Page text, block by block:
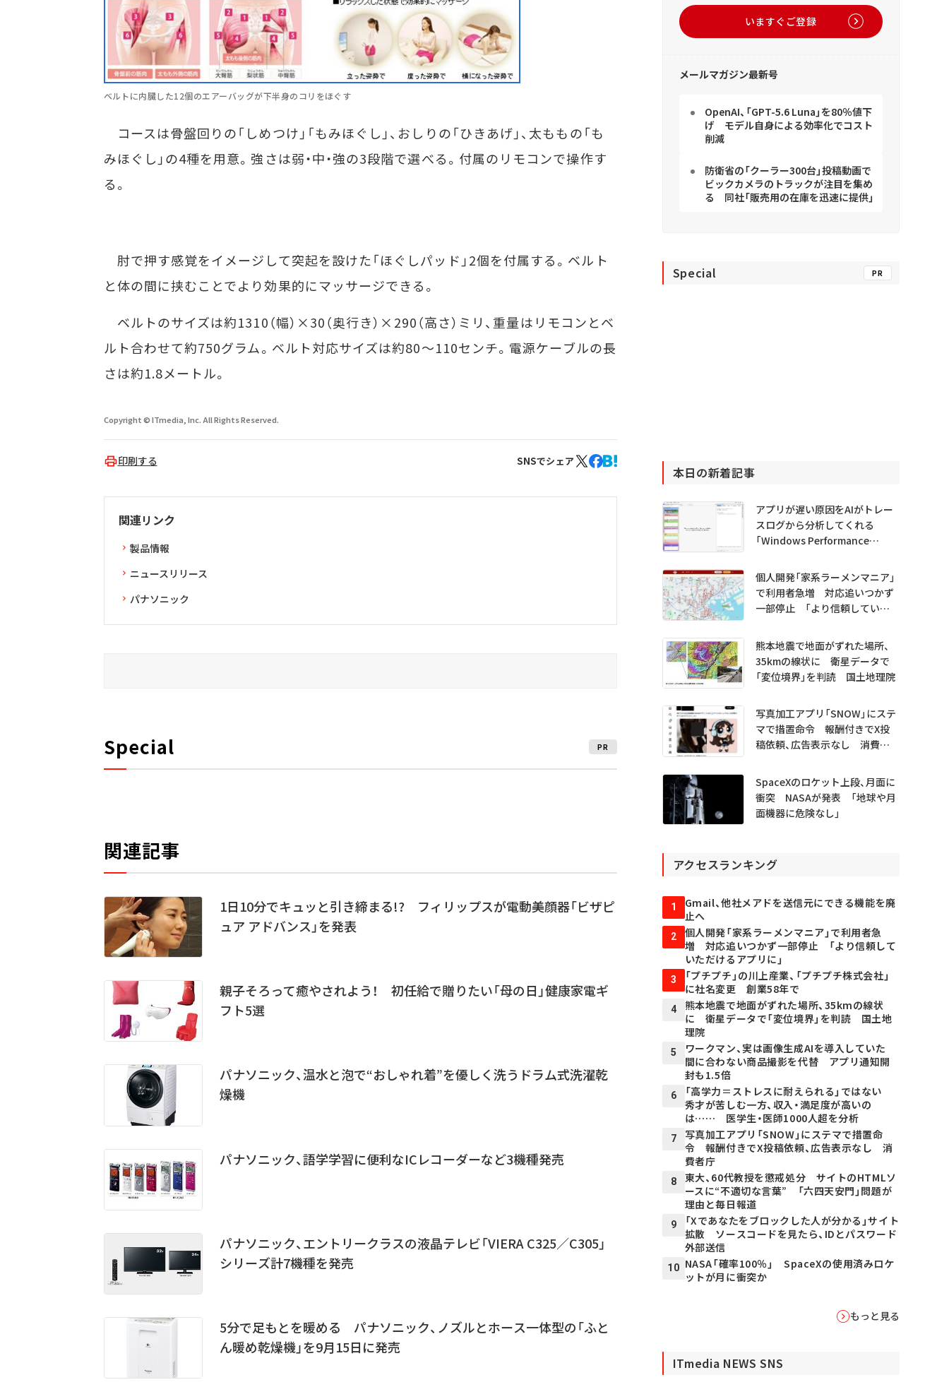
ベルトに内臓した12個のエアーバッグが下半身のコリをほぐす
コースは骨盤回りの「しめつけ」「もみほぐし」、おしりの「ひきあげ」、太ももの「も
みほぐし」の4種を用意。強さは弱・中・強の3段階で選べる。付属のリモコンで操作す
る。
肘で押す感覚をイメージして突起を設けた「ほぐしパッド」2個を付属する。ベルト
と体の間に挟むことでより効果的にマッサージできる。
ベルトのサイズは約1310（幅）×30（奥行き）×290（高さ）ミリ、重量はリモコンとベ
ルト合わせて約750グラム。ベルト対応サイズは約80～110センチ。電源ケーブルの長
さは約1.8メートル。
Copyright © ITmedia, Inc. All Rights Reserved.
印刷する SNSでシェア
関連リンク
製品情報
ニュースリリース
パナソニック
Special PR
関連記事
1日10分でキュッと引き締まる!? フィリップスが電動美顔器「ビザピ
ュア アドバンス」を発表
親子そろって癒やされよう！ 初任給で贈りたい「母の日」健康家電ギ
フト5選
パナソニック、温水と泡で“おしゃれ着”を優しく洗うドラム式洗濯乾
燥機
パナソニック、語学学習に便利なICレコーダーなど3機種発売
パナソニック、エントリークラスの液晶テレビ「VIERA C325／C305」
シリーズ計7機種を発売
5分で足もとを暖める パナソニック、ノズルとホース一体型の「ふと
ん暖め乾燥機」を9月15日に発売
いますぐご登録
メールマガジン最新号
OpenAI、「GPT-5.6 Luna」を80％値下
げ モデル自身による効率化でコスト
削減
防衛省の「クーラー300台」投稿動画で
ビックカメラのトラックが注目を集め
る 同社「販売用の在庫を迅速に提供」
Special PR
本日の新着記事
アプリが遅い原因をAIがトレー
スログから分析してくれる
「Windows Performance
プレビュー公開
個人開発「家系ラーメンマニア」
で利用者急増 対応追いつかず
一部停止 「より信頼していた
熊本地震で地面がずれた場所、
35kmの線状に 衛星データで
「変位境界」を判読 国土地理院
写真加工アプリ「SNOW」にステ
マで措置命令 報酬付きでX投
稿依頼、広告表示なし 消費者
SpaceXのロケット上段、月面に
衝突 NASAが発表 「地球や月
面機器に危険なし」
アクセスランキング
1
Gmail、他社メアドを送信元にできる機能を廃
止へ
2
個人開発「家系ラーメンマニア」で利用者急
増 対応追いつかず一部停止 「より信頼して
いただけるアプリに」
3
「プチプチ」の川上産業、「プチプチ株式会社」
に社名変更 創業58年で
4
熊本地震で地面がずれた場所、35kmの線状
に 衛星データで「変位境界」を判読 国土地
理院
5
ワークマン、実は画像生成AIを導入していた
間に合わない商品撮影を代替 アプリ通知開
封も1.5倍
6
「高学力＝ストレスに耐えられる」ではない
秀才が苦しむ一方、収入・満足度が高いの
は…… 医学生・医師1000人超を分析
7
写真加工アプリ「SNOW」にステマで措置命
令 報酬付きでX投稿依頼、広告表示なし 消
費者庁
8
東大、60代教授を懲戒処分 サイトのHTMLソ
ースに“不適切な言葉” 「六四天安門」問題が
理由と毎日報道
9
「Xであなたをブロックした人が分かる」サイト
拡散 ソースコードを見たら、IDとパスワード
外部送信
10 NASA「確率100％」 SpaceXの使用済みロケ
ットが月に衝突か
もっと見る
ITmedia NEWS SNS